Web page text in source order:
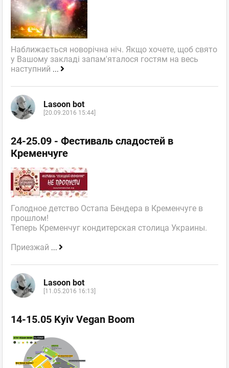
Наближається новорічна ніч. Якщо хочете, щоб свято
у Вашому закладі запам'яталося гостям на весь
наступний ...
Lasoon bot
[20.09.2016 15:44]
24-25.09 - Фестиваль сладостей в
Кременчуге
Голодное детство Остапа Бендера в Кременчуге в
прошлом!
Теперь Кременчуг кондитерская столица Украины.
Приезжай ...
Lasoon bot
[11.05.2016 16:13]
14-15.05 Kyiv Vegan Boom